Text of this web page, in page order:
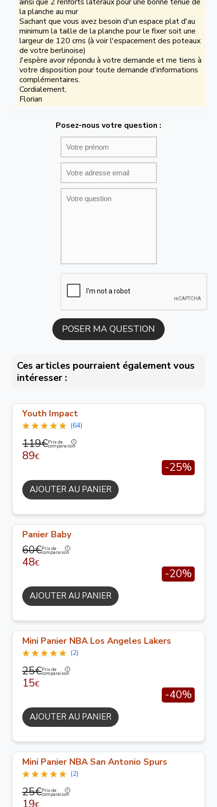
la planche au mur
Sachant que vous avez besoin d'un espace plat d'au
minimum la taille de la planche pour le fixer soit une
largeur de 120 cms (à voir l'espacement des poteaux
de votre berlinoise)
J'espère avoir répondu à votre demande et me tiens à
votre disposition pour toute demande d'informations
complémentaires.
Cordialement,
Florian
Posez-nous votre question :
Ces articles pourraient également vous
intéresser :
Youth Impact
(64)
119€Prix de
comparaison
89€
-25%
AJOUTER AU PANIER
Panier Baby
60€Prix de
comparaison
48€
-20%
AJOUTER AU PANIER
Mini Panier NBA Los Angeles Lakers
(2)
25€Prix de
comparaison
15€
-40%
AJOUTER AU PANIER
Mini Panier NBA San Antonio Spurs
(2)
25€Prix de
comparaison
19€